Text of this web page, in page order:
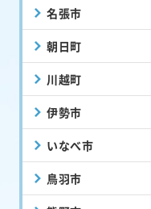
名張市
朝日町
川越町
伊勢市
いなべ市
鳥羽市